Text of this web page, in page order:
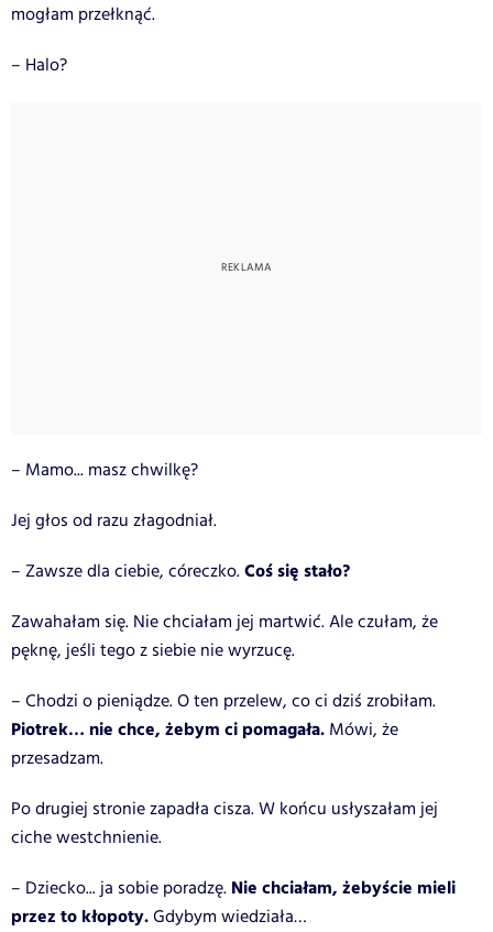
mogłam przełknąć.
– Halo?
– Mamo... masz chwilkę?
Jej głos od razu złagodniał.
– Zawsze dla ciebie, córeczko.Coś się stało?
Zawahałam się. Nie chciałam jej martwić. Ale czułam, że
pęknę, jeśli tego z siebie nie wyrzucę.
– Chodzi o pieniądze. O ten przelew, co ci dziś zrobiłam.
Piotrek… nie chce, żebym ci pomagała. Mówi, że
przesadzam.
Po drugiej stronie zapadła cisza. W końcu usłyszałam jej
ciche westchnienie.
– Dziecko... ja sobie poradzę. Nie chciałam, żebyście mieli
przez to kłopoty.Gdybym wiedziała…